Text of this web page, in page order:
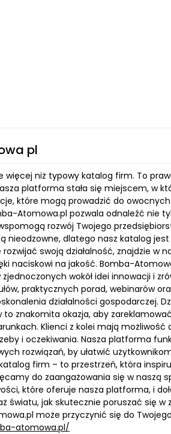
pl
niż typowy katalog firm. To
platforma stała się miejscem, w
które mogą prowadzić do
Atomowa.pl pozwala odnaleźć nie
rozwój Twojego
nieodzowne, dlatego nasz katalog
swoją działalność, znajdzie
naciskowi na jakość. Bomba-
wokół idei innowacji i
praktycznych porad, webinarów
działalności gospodarczej.
znakomita okazja, aby
Klienci z kolei mają
i oczekiwania. Nasza platforma
rozwiązań, by ułatwić
firm – to przestrzeń, która
do zaangażowania się w naszą
które oferuje nasza platforma, i
światu, jak skutecznie poruszać się
może przyczynić się do
atomowa.pl/